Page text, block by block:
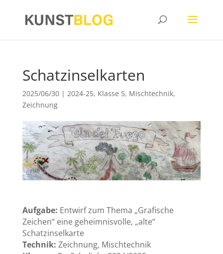
Schatzinselkarten
2025/06/30| 2024-25, Klasse 5, Mischtechnik,
Zeichnung
Aufgabe: Entwirf zum Thema „Grafische
Zeichen“ eine geheimnisvolle, „alte“
Schatzinselkarte
Technik: Zeichnung, Mischtechnik